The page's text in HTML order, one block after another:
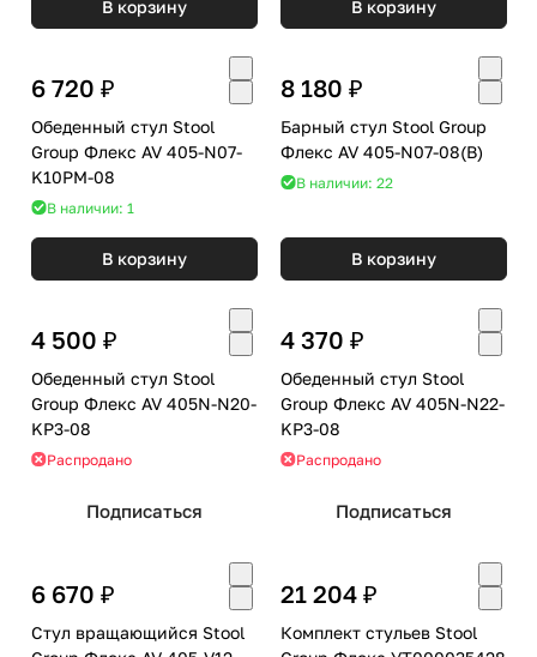
В корзину В корзину
6 720 ₽
Обеденный стул Stool
Group Флекс AV 405-N07-
K10PM-08
В наличии: 1
В корзину
8 180 ₽
Барный стул Stool Group
Флекс AV 405-N07-08(B)
В наличии: 22
В корзину
4 500 ₽
Обеденный стул Stool
Group Флекс AV 405N-N20-
KP3-08
Распродано
Подписаться
4 370 ₽
Обеденный стул Stool
Group Флекс AV 405N-N22-
KP3-08
Распродано
Подписаться
6 670 ₽
Стул вращающийся Stool
21 204 ₽
Комплект стульев Stool